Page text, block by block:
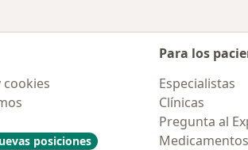
cookies
posiciones
Para los
Especialistas
Clínicas
Pregunta al
Medicamentos